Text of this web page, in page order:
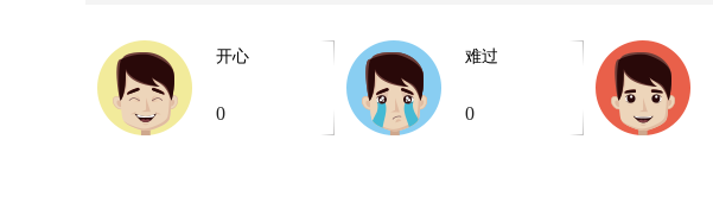
开心
0
难过
0